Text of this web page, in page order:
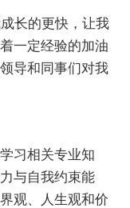
长的更快，让我
一定经验的加油
导和同事们对我
习相关专业知
与自我约束能
观、人生观和价